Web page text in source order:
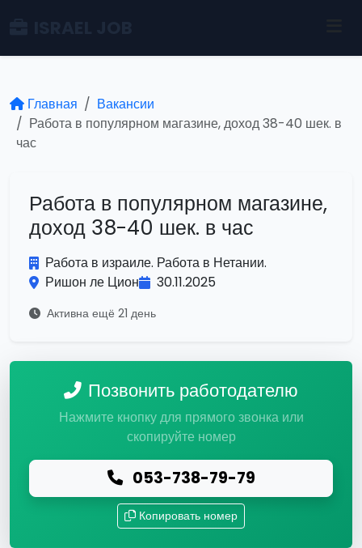
Главная
Вакансии
Работа в популярном магазине, доход 38-40 шек. в
час
Работа в популярном магазине,
доход 38-40 шек. в час
Работа в израиле. Работа в Нетании.
Ришон ле Цион
30.11.2025
Активна ещё 21 день
Позвонить работодателю
Нажмите кнопку для прямого звонка или
скопируйте номер
053-738-79-79
Копировать номер